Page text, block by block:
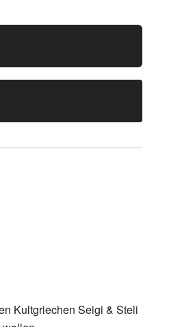
Kultgriechen Seigi & Steli